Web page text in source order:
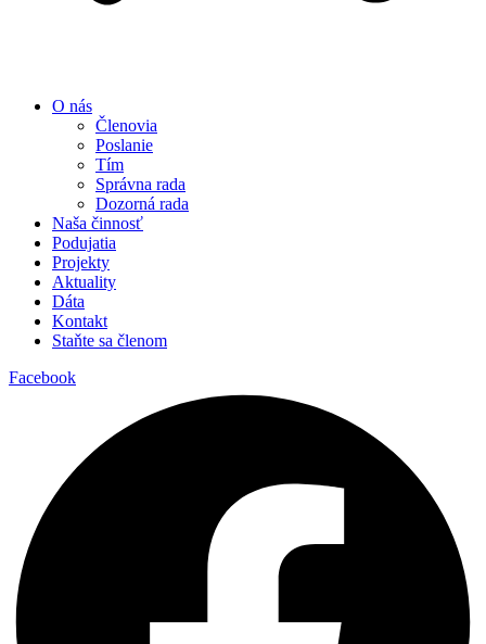
O nás
Členovia
Poslanie
Tím
Správna rada
Dozorná rada
Naša činnosť
Podujatia
Projekty
Aktuality
Dáta
Kontakt
Staňte sa členom
Facebook